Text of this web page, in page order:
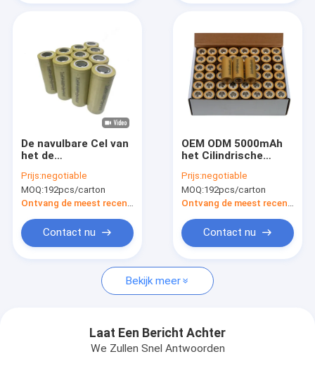
Producten
Ongeveer ons
Fabrieksreis
Nieuws
Gevallen
Lithium Ion Battery Cell
Navulbaar Li Ion Battery
De navulbare Cel van
het de
Lithium van 3.6V
26650 voor
Elektrische
Prijs:negotiable
MOQ:192pcs/carton
Ontvang de meest recente Prijs
Contact nu
OEM ODM 5000mAh
het Cilindrische
Cell 26650 van de
Hoge
Machtsdichtheid
Prijs:negotiable
MOQ:192pcs/carton
Ontvang de meest recente Prijs
Contact nu
Bekijk meer
Laat Een Bericht Achter
We Zullen Snel Antwoorden